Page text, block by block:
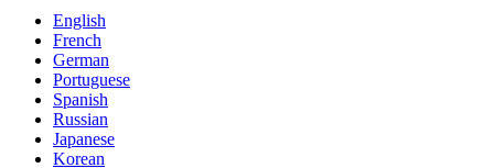
English
French
German
Portuguese
Spanish
Russian
Japanese
Korean